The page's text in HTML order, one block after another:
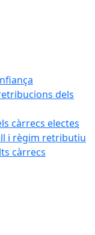
dels
càrrecs electes
i règim retributiu
càrrecs